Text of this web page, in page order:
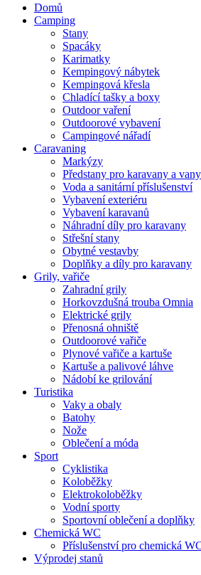
Domů
Camping
Stany
Spacáky
Karimatky
Kempingový nábytek
Kempingová křesla
Chladící tašky a boxy
Outdoor vaření
Outdoorové vybavení
Campingové nářadí
Caravaning
Markýzy
Předstany pro karavany a vany
Voda a sanitární příslušenství
Vybavení exteriéru
Vybavení karavanů
Náhradní díly pro karavany
Střešní stany
Obytné vestavby
Doplňky a díly pro karavany
Grily, vařiče
Zahradní grily
Horkovzdušná trouba Omnia
Elektrické grily
Přenosná ohniště
Outdoorové vařiče
Plynové vařiče a kartuše
Kartuše a palivové láhve
Nádobí ke grilování
Turistika
Vaky a obaly
Batohy
Nože
Oblečení a móda
Sport
Cyklistika
Koloběžky
Elektrokoloběžky
Vodní sporty
Sportovní oblečení a doplňky
Chemická WC
Příslušenství pro chemická
Výprodej stanů